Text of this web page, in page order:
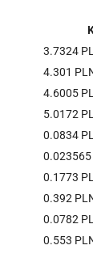
3.7324
4.301
4.6005
5.0172
0.0834
0.023565
0.1773
0.392
0.0782
0.553